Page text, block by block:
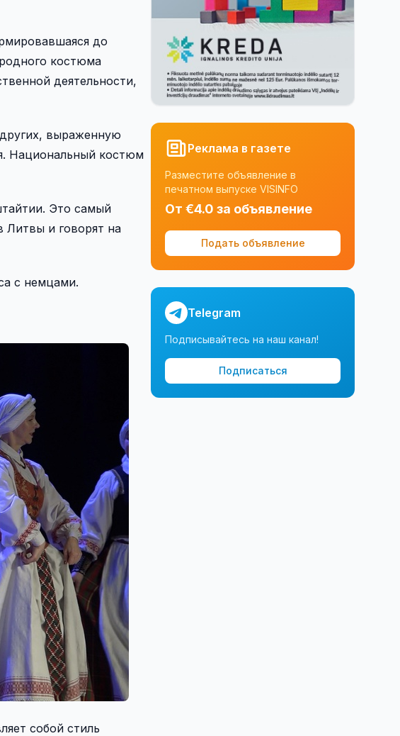
до
костюма
деятельности,
выраженную
Национальный костюм
Это самый
Литвы и говорят на
с немцами.
собой стиль
Реклама в газете
Разместите объявление в
печатном выпуске VISINFO
От €4.0 за объявление
Подать объявление
Telegram
Подписывайтесь на наш канал!
Подписаться